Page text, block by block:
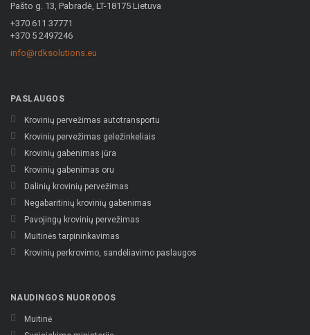
Pašto g. 13, Pabradė, LT-18175 Lietuva
+370 611 37771
+370 5 2497246
info@rdksolutions.eu
PASLAUGOS
Krovinių pervežimas autotransportu
Krovinių pervežimas geležinkeliais
Krovinių gabenimas jūra
Krovinių gabenimas oru
Dalinių krovinių pervežimas
Negabaritinių krovinių gabenimas
Pavojingų krovinių pervežimas
Muitinės tarpininkavimas
Krovinių perkrovimo, sandėliavimo paslaugos
NAUDINGOS NUORODOS
Muitinė